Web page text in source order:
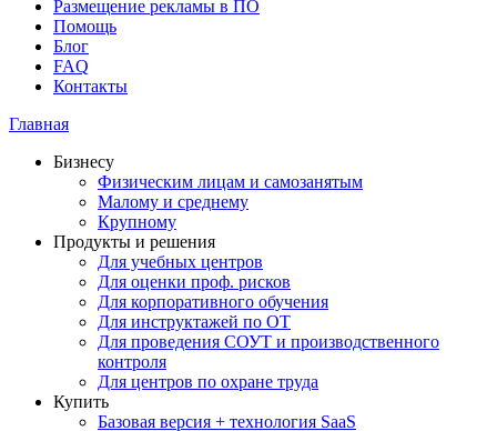
Размещение рекламы в ПО
Помощь
Блог
FAQ
Контакты
Главная
Бизнесу
Физическим лицам и самозанятым
Малому и среднему
Крупному
Продукты и решения
Для учебных центров
Для оценки проф. рисков
Для корпоративного обучения
Для инструктажей по ОТ
Для проведения СОУТ и производственного
контроля
Для центров по охране труда
Купить
Базовая версия + технология SaaS